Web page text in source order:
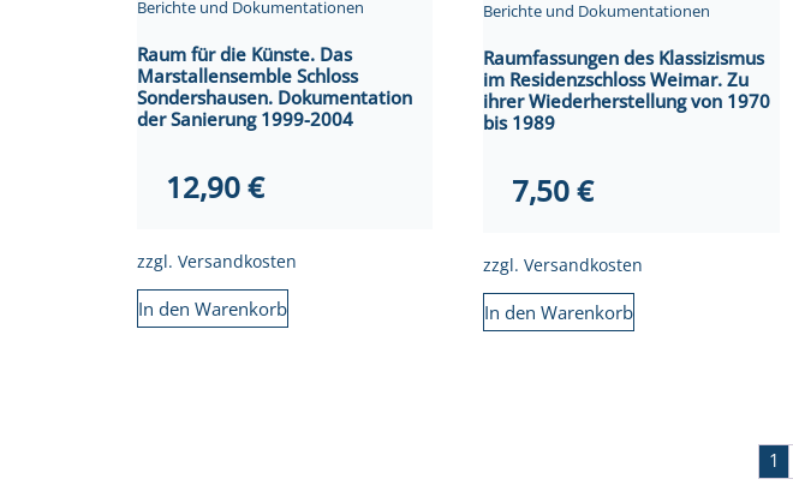
Berichte und Dokumentationen
Raum für die Künste. Das
Marstallensemble Schloss
Sondershausen. Dokumentation
der Sanierung 1999-2004
12,90€
zzgl. Versandkosten
In den Warenkorb
Berichte und Dokumentationen
Raumfassungen des Klassizismus
im Residenzschloss Weimar. Zu
ihrer Wiederherstellung von 1970
bis 1989
7,50€
zzgl.Versandkosten
In den Warenkorb
1